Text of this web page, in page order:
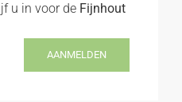
u in voor de Fijnhout
AANMELDEN